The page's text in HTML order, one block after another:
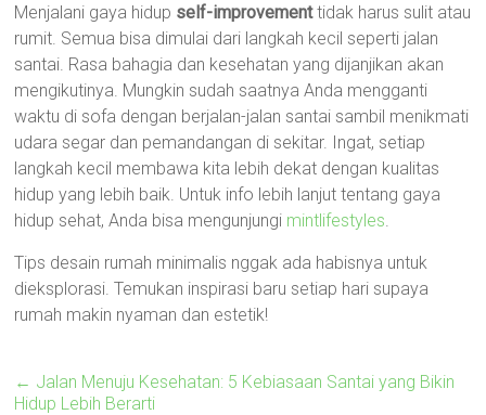
Menjalani gaya hidup self-improvementtidak harus sulit atau
rumit. Semua bisa dimulai dari langkah kecil seperti jalan
santai. Rasa bahagia dan kesehatan yang dijanjikan akan
mengikutinya. Mungkin sudah saatnya Anda mengganti
waktu di sofa dengan berjalan-jalan santai sambil menikmati
udara segar dan pemandangan di sekitar. Ingat, setiap
langkah kecil membawa kita lebih dekat dengan kualitas
hidup yang lebih baik. Untuk info lebih lanjut tentang gaya
hidup sehat, Anda bisa mengunjungi mintlifestyles.
Tips desain rumah minimalis nggak ada habisnya untuk
dieksplorasi. Temukan inspirasi baru setiap hari supaya
rumah makin nyaman dan estetik!
← Jalan Menuju Kesehatan: 5 Kebiasaan Santai yang Bikin
Hidup Lebih Berarti